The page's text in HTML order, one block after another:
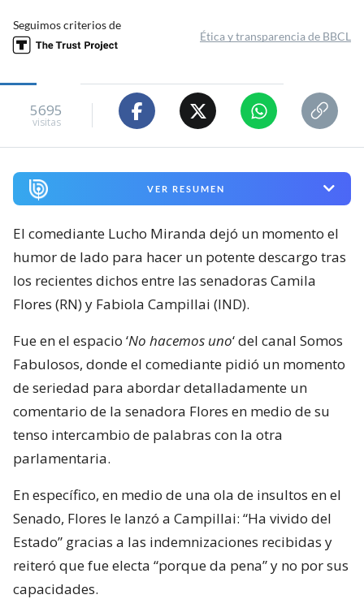
Seguimos criterios de
Ética y transparencia de BBCL
5695
visitas
VER RESUMEN
El comediante Lucho Miranda dejó un momento el
humor de lado para hacer un potente descargo tras
los recientes dichos entre las senadoras Camila
Flores (RN) y Fabiola Campillai (IND).
Fue en el espacio ‘No hacemos uno‘ del canal Somos
Fabulosos, donde el comediante pidió un momento
de seriedad para abordar detalladamente un
comentario de la senadora Flores en medio de su
tenso intercambio de palabras con la otra
parlamentaria.
En específico, en medio de una ola de insultos en el
Senado, Flores le lanzó a Campillai: “Ha vivido del
Estado” gracias a las indemnizaciones recibidas y
reiteró que fue electa “porque da pena” y no por sus
capacidades.